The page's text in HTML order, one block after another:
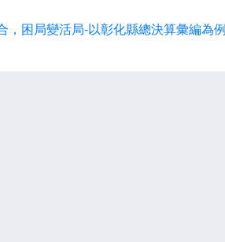
，困局變活局-以彰化縣總決算彙編為例